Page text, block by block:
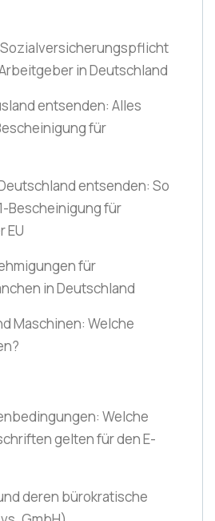
in Deutschland
entsenden: Alles
für
entsenden: So
Bescheinigung für
EU
für
in Deutschland
Maschinen: Welche
Welche
gelten für den E-
deren bürokratische